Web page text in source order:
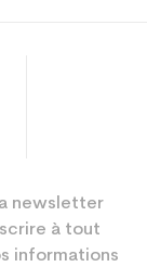
newsletter
à tout
informations